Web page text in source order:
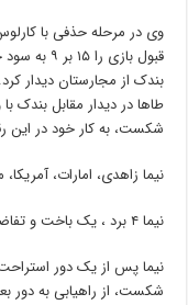
وی در مرحله حذفی با کارلوس
قبول بازی
بندک از مجارستان دیدار کرد.
طاها در دیدار مقابل بندک
شکست، به کار خود در این
نیما زاهدی، امارات،
نیما ۴ برد ، یک باخت و تفاضل مثبت ۷ را در جدول مقدماتی داشت.
نیما پس از یک دور استراحت
شکست، از راهیابی به دور